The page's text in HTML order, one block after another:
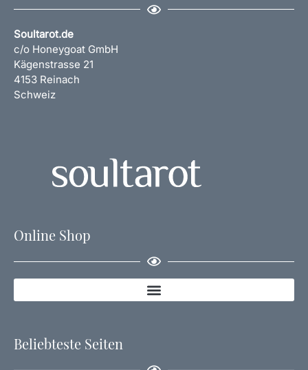
Soultarot.de
c/o Honeygoat GmbH
Kägenstrasse 21
4153 Reinach
Schweiz
Online Shop
Beliebteste Seiten